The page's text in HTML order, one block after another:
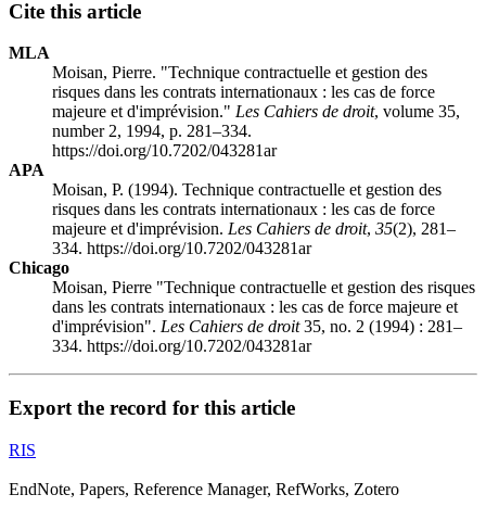
Cite this article
MLA
Moisan, Pierre. "Technique contractuelle et gestion des
risques dans les contrats internationaux : les cas de force
majeure et d'imprévision." Les Cahiers de droit, volume 35,
number 2, 1994, p. 281–334.
https://doi.org/10.7202/043281ar
APA
Moisan, P. (1994). Technique contractuelle et gestion des
risques dans les contrats internationaux : les cas de force
majeure et d'imprévision. Les Cahiers de droit, 35(2), 281–
334. https://doi.org/10.7202/043281ar
Chicago
Moisan, Pierre "Technique contractuelle et gestion des risques
dans les contrats internationaux : les cas de force majeure et
d'imprévision". Les Cahiers de droit35, no. 2 (1994) : 281–
334. https://doi.org/10.7202/043281ar
Export the record for this article
RIS
EndNote, Papers, Reference Manager, RefWorks, Zotero